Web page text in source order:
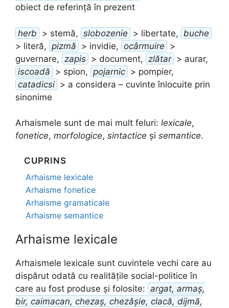
obiect de referință în prezent
herb > stemă, slobozenie > libertate, buche
> literă, pizmă > invidie, ocârmuire >
guvernare, zapis > document, zlătar > aurar,
iscoadă > spion, pojarnic > pompier,
catadicsi > a considera – cuvinte înlocuite prin
sinonime
Arhaismele sunt de mai mult feluri: lexicale,
fonetice, morfologice, sintactice și semantice.
CUPRINS
Arhaisme lexicale
Arhaisme fonetice
Arhaisme gramaticale
Arhaisme semantice
Arhaisme lexicale
Arhaismele lexicale sunt cuvintele vechi care au
dispărut odată cu realitățile social-politice în
care au fost produse și folosite: argat, armaș,
bir, caimacan, chezaș, chezășie, clacă, dijmă,